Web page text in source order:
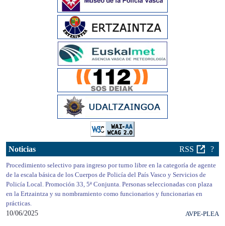
Noticias RSS ?
Procedimiento selectivo para ingreso por turno libre en la categoría de agente
de la escala básica de los Cuerpos de Policía del País Vasco y Servicios de
Policía Local. Promoción 33, 5ª Conjunta. Personas seleccionadas con plaza
en la Ertzaintza y su nombramiento como funcionarios y funcionarias en
prácticas.
10/06/2025
AVPE-PLEA